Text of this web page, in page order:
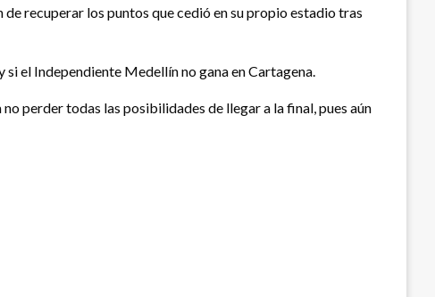
recuperar los puntos que cedió en su propio estadio tras
el Independiente Medellín no gana en Cartagena.
perder todas las posibilidades de llegar a la final, pues aún